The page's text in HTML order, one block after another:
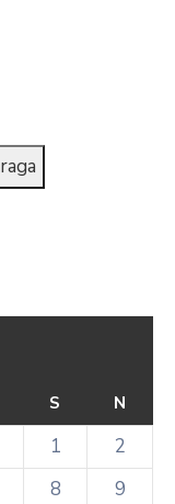
S N
1
2
8 9